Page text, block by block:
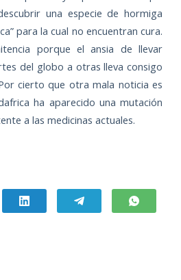
una especie de hormiga
para la cual no encuentran cura.
porque el ansia de llevar
del globo a otras lleva consigo
cierto que otra mala noticia es
ha aparecido una mutación
a las medicinas actuales.